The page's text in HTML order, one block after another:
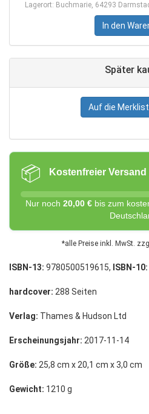
Lagerort: Buchmarie, 64293
In den
Später
Auf die
📦 Kostenfreier
Nur noch 20,00 € bis zum
*alle Preise inkl. MwSt.
ISBN-13: 9780500519615, ISBN-10:
hardcover: 288 Seiten
Verlag: Thames & Hudson Ltd
Erscheinungsjahr: 2017-11-14
Größe: 25,8 cm x 20,1 cm x 3,0 cm
Gewicht: 1210 g